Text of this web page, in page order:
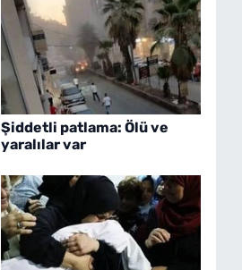
Şiddetli patlama: Ölü ve
yaralılar var